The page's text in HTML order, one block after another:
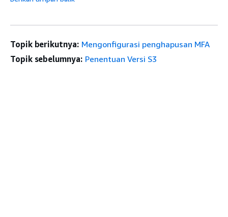
Topik berikutnya: Mengonfigurasi penghapusan MFA
Topik sebelumnya: Penentuan Versi S3